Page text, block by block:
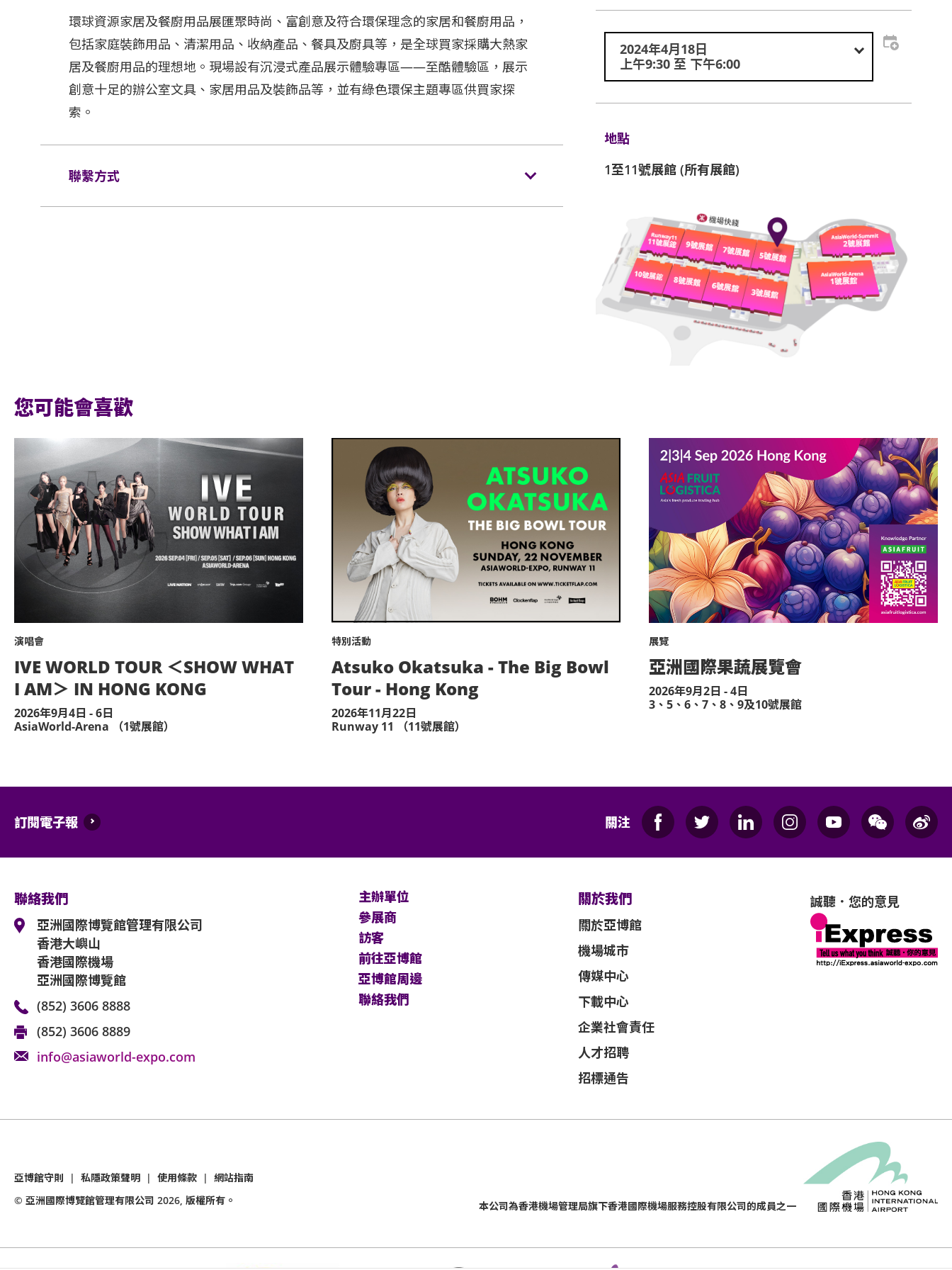
環球資源家居及餐廚用品展匯聚時尚、富創意及符合環保理念的家居和餐廚用品，
包括家庭裝飾用品、清潔用品、收納產品、餐具及廚具等，是全球買家採購大熱家
居及餐廚用品的理想地。現場設有沉浸式產品展示體驗專區——至酷體驗區，展示
創意十足的辦公室文具、家居用品及裝飾品等，並有綠色環保主題專區供買家探
索。
聯繫方式
2024年4月18日
上午9:30 至 下午6:00
地點
1至11號展館 (所有展館)
您可能會喜歡
演唱會
IVE WORLD TOUR ＜SHOW WHAT
I AM＞ IN HONG KONG
2026年9月4日 - 6日
AsiaWorld-Arena （1號展館）
特別活動
Atsuko Okatsuka - The Big Bowl
Tour - Hong Kong
2026年11月22日
Runway 11 （11號展館）
展覽
亞洲國際果蔬展覽會
2026年9月2日 - 4日
3、5、6、7、8、9及10號展館
訂閱電子報 關注
聯絡我們
亞洲國際博覽館管理有限公司
香港大嶼山
香港國際機場
亞洲國際博覽館
(852) 3606 8888
(852) 3606 8889
info@asiaworld-expo.com
主辦單位
參展商
訪客
前往亞博館
亞博館周邊
聯絡我們
關於我們
關於亞博館
機場城市
傳媒中心
下載中心
企業社會責任
人才招聘
招標通告
誠聽．您的意見
亞博館守則 | 私隱政策聲明 | 使用條款 | 網站指南
© 亞洲國際博覽館管理有限公司 2026, 版權所有。 本公司為香港機場管理局旗下香港國際機場服務控股有限公司的成員之一